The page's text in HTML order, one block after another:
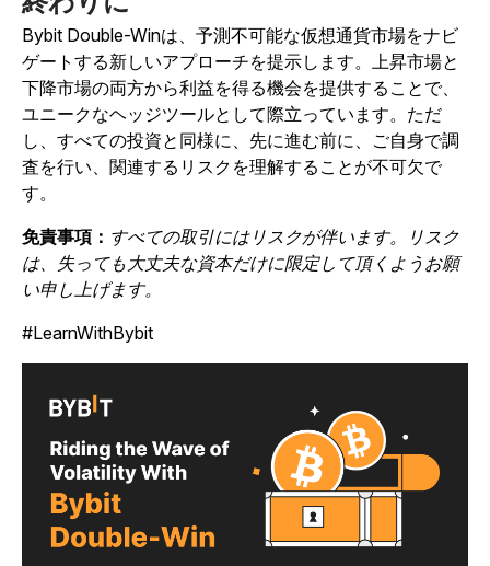
Bybit Double-Winは、予測不可能な仮想通貨市場をナビ
ゲートする新しいアプローチを提示します。上昇市場と
下降市場の両方から利益を得る機会を提供することで、
ユニークなヘッジツールとして際立っています。ただ
し、すべての投資と同様に、先に進む前に、ご自身で調
査を行い、関連するリスクを理解することが不可欠で
す。
免責事項： すべての取引にはリスクが伴います。リスク
は、失っても大丈夫な資本だけに限定して頂くようお願
い申し上げます。
#LearnWithBybit